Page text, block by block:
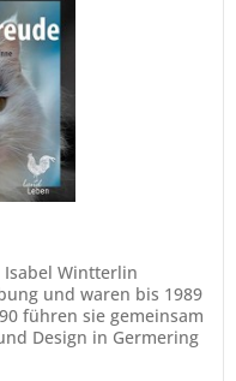
Wintterlin
und waren bis 1989
führen sie gemeinsam
Design in Germering